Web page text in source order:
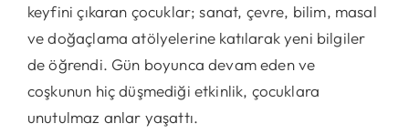
keyfini çıkaran çocuklar; sanat, çevre, bilim, masal
ve doğaçlama atölyelerine katılarak yeni bilgiler
de öğrendi. Gün boyunca devam eden ve
coşkunun hiç düşmediği etkinlik, çocuklara
unutulmaz anlar yaşattı.